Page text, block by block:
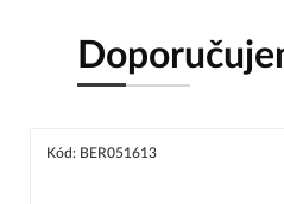
Kód: BER051613